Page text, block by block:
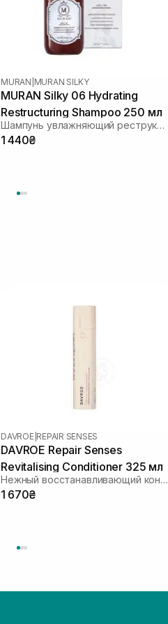
MURAN MURAN SILKY
MURAN Silky 06 Hydrating
Restructuring Shampoo 250 мл
Шампунь увлажняющий реструктурирующий для волос
1 440₴
DAVROE REPAIR SENSES
DAVROE Repair Senses
Revitalising Conditioner 325 мл
Нежный восстанавливающий кондиционер
1 670₴